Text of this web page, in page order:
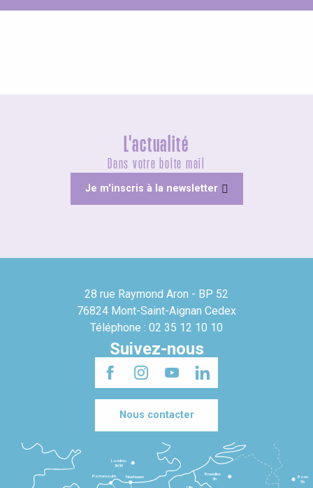
L'actualité
Dans votre boîte mail
Je m'inscris à la newsletter
28 rue Raymond Aron - BP 52
76824 Mont-Saint-Aignan Cedex
Téléphone : 02 35 12 10 10
Suivez-nous
Nous contacter
Lille
Bruxelles
3h
Londres
3h30
Newhaven
Portsmouth
Bonn
5h